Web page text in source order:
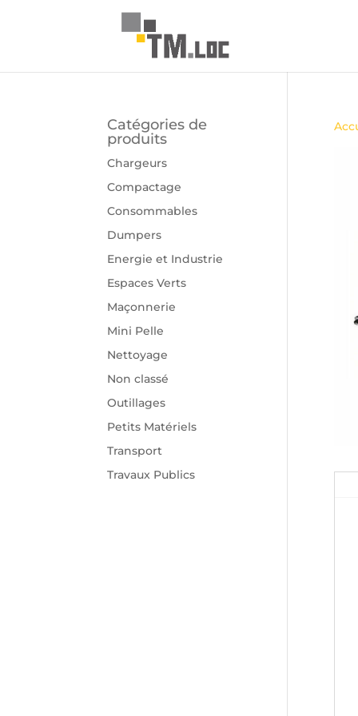
Catégories de
produits
Chargeurs
Compactage
Consommables
Dumpers
Energie et Industrie
Espaces Verts
Maçonnerie
Mini Pelle
Nettoyage
Non classé
Outillages
Petits Matériels
Transport
Travaux Publics